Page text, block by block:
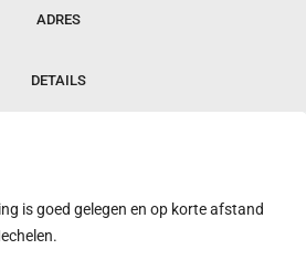
ADRES
DETAILS
is goed gelegen en op korte afstand